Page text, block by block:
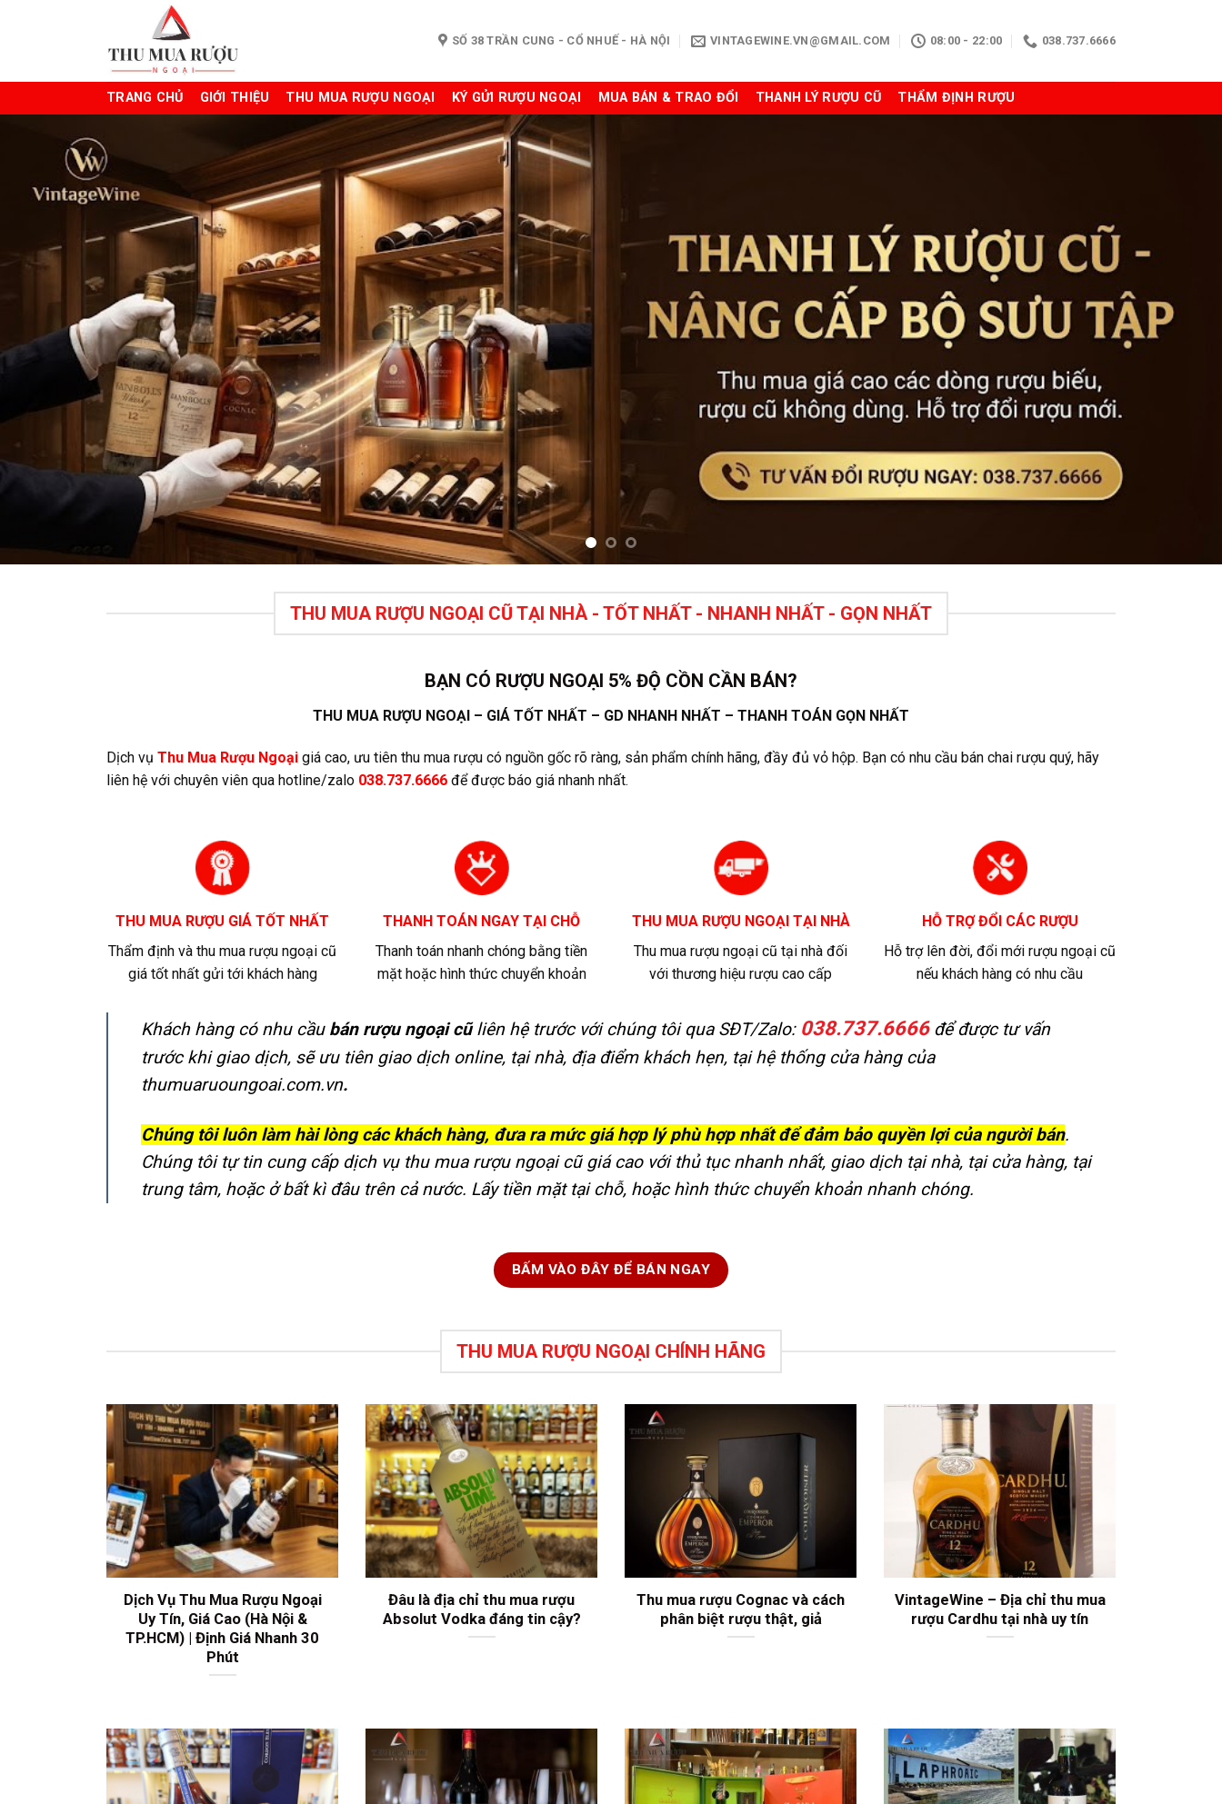
dung
SỐ 38 TRẦN CUNG - CỔ NHUẾ - HÀ NỘI VINTAGEWINE.VN@GMAIL.COM 08:00 - 22:00 038.737.6666
TRANG CHỦ GIỚI THIỆU THU MUA RƯỢU NGOẠI KÝ GỬI RƯỢU NGOẠI MUA BÁN & TRAO ĐỔI THANH LÝ RƯỢU CŨ THẨM ĐỊNH RƯỢU
THU MUA RƯỢU NGOẠI CŨ TẠI NHÀ - TỐT NHẤT - NHANH NHẤT - GỌN NHẤT
BẠN CÓ RƯỢU NGOẠI 5% ĐỘ CỒN CẦN BÁN?
THU MUA RƯỢU NGOẠI – GIÁ TỐT NHẤT – GD NHANH NHẤT – THANH TOÁN GỌN NHẤT
Dịch vụ Thu Mua Rượu Ngoại giá cao, ưu tiên thu mua rượu có nguồn gốc rõ ràng, sản phẩm chính hãng, đầy đủ vỏ hộp. Bạn có nhu cầu bán chai rượu quý, hãy
liên hệ với chuyên viên qua hotline/zalo 038.737.6666 để được báo giá nhanh nhất.
THU MUA RƯỢU GIÁ TỐT NHẤT
Thẩm định và thu mua rượu ngoại cũ
giá tốt nhất gửi tới khách hàng
THANH TOÁN NGAY TẠI CHỖ
Thanh toán nhanh chóng bằng tiền
mặt hoặc hình thức chuyển khoản
THU MUA RƯỢU NGOẠI TẠI NHÀ
Thu mua rượu ngoại cũ tại nhà đối
với thương hiệu rượu cao cấp
HỖ TRỢ ĐỔI CÁC RƯỢU
Hỗ trợ lên đời, đổi mới rượu ngoại cũ
nếu khách hàng có nhu cầu
Khách hàng có nhu cầu bán rượu ngoại cũliên hệ trước với chúng tôi qua SĐT/Zalo: 038.737.6666 để được tư vấn
trước khi giao dịch, sẽ ưu tiên giao dịch online, tại nhà, địa điểm khách hẹn, tại hệ thống cửa hàng của
thumuaruoungoai.com.vn.
Chúng tôi luôn làm hài lòng các khách hàng, đưa ra mức giá hợp lý phù hợp nhất để đảm bảo quyền lợi của người bán.
Chúng tôi tự tin cung cấp dịch vụ thu mua rượu ngoại cũ giá cao với thủ tục nhanh nhất, giao dịch tại nhà, tại cửa hàng, tại
trung tâm, hoặc ở bất kì đâu trên cả nước. Lấy tiền mặt tại chỗ, hoặc hình thức chuyển khoản nhanh chóng.
BẤM VÀO ĐÂY ĐỂ BÁN NGAY
THU MUA RƯỢU NGOẠI CHÍNH HÃNG
Dịch Vụ Thu Mua Rượu Ngoại
Uy Tín, Giá Cao (Hà Nội &
TP.HCM) | Định Giá Nhanh 30
Phút
Đâu là địa chỉ thu mua rượu
Absolut Vodka đáng tin cậy?
Thu mua rượu Cognac và cách
phân biệt rượu thật, giả
VintageWine – Địa chỉ thu mua
rượu Cardhu tại nhà uy tín